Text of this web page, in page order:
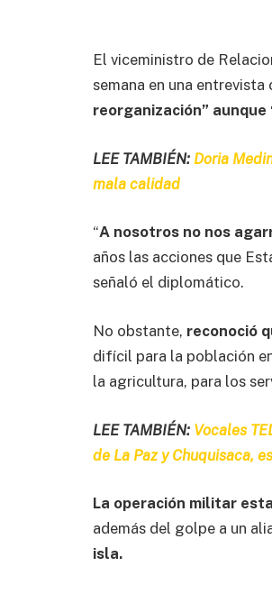
El viceministro de
semana en una entrevista
reorganización” aunque
LEE TAMBIÉN: Doria
mala calidad
“A nosotros no nos
años las acciones que
señaló el diplomático.
No obstante, reconoció
difícil para la población
la agricultura, para los
LEE TAMBIÉN: Vocales
de La Paz y Chuquisaca,
La operación militar
además del golpe a un
isla.